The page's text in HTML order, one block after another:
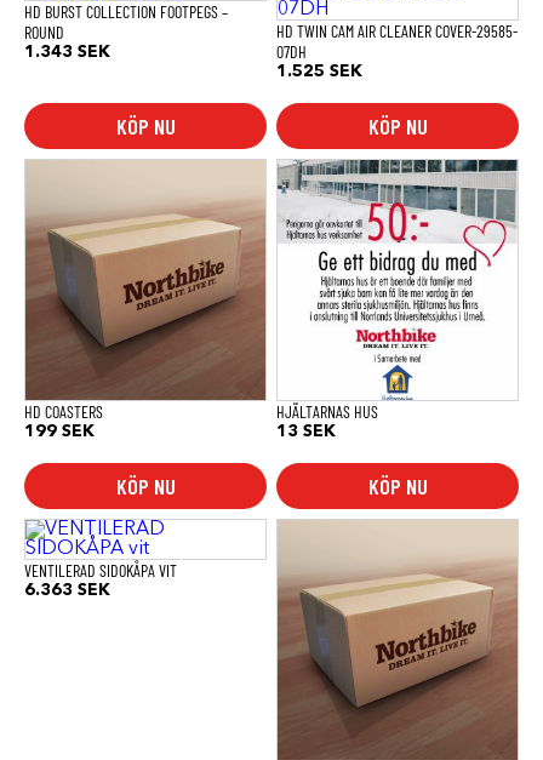
HD BURST COLLECTION FOOTPEGS –
ROUND
1.343 SEK
KÖP NU
HD TWIN CAM AIR CLEANER COVER-29585-
07DH
1.525 SEK
KÖP NU
HD COASTERS
199 SEK
KÖP NU
HJÄLTARNAS HUS
13 SEK
KÖP NU
Den
här
produkten
har
flera
varianter.
olika
alternativen
produktsidan
VENTILERAD SIDOKÅPA VIT
6.363 SEK